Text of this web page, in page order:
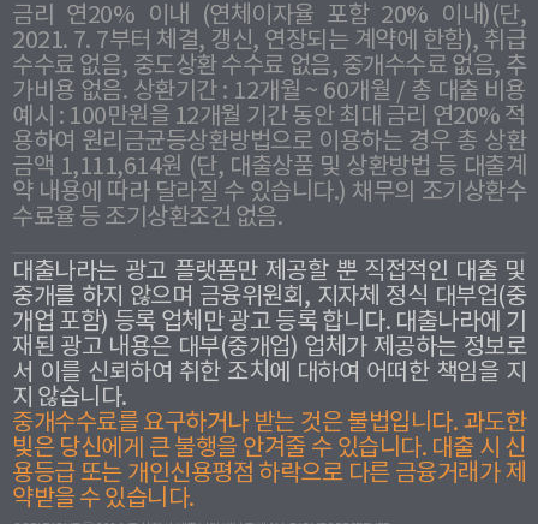
금리 연20% 이내 (연체이자율 포함 20% 이내)(단,
2021. 7. 7부터 체결, 갱신, 연장되는 계약에 한함), 취급
수수료 없음, 중도상환 수수료 없음, 중개수수료 없음, 추
가비용 없음. 상환기간 : 12개월 ~ 60개월 / 총 대출 비용
예시 : 100만원을 12개월 기간 동안 최대 금리 연20% 적
용하여 원리금균등상환방법으로 이용하는 경우 총 상환
금액 1,111,614원 (단, 대출상품 및 상환방법 등 대출계
약 내용에 따라 달라질 수 있습니다.) 채무의 조기상환수
수료율 등 조기상환조건 없음.
대출나라는 광고 플랫폼만 제공할 뿐 직접적인 대출 및
중개를 하지 않으며 금융위원회, 지자체 정식 대부업(중
개업 포함) 등록 업체만 광고 등록 합니다. 대출나라에 기
재된 광고 내용은 대부(중개업) 업체가 제공하는 정보로
서 이를 신뢰하여 취한 조치에 대하여 어떠한 책임을 지
지 않습니다.
중개수수료를 요구하거나 받는 것은 불법입니다. 과도한
빛은 당신에게 큰 불행을 안겨줄 수 있습니다. 대출 시 신
용등급 또는 개인신용평점 하락으로 다른 금융거래가 제
약받을 수 있습니다.